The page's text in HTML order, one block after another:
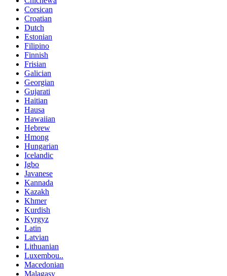
Corsican
Croatian
Dutch
Estonian
Filipino
Finnish
Frisian
Galician
Georgian
Gujarati
Haitian
Hausa
Hawaiian
Hebrew
Hmong
Hungarian
Icelandic
Igbo
Javanese
Kannada
Kazakh
Khmer
Kurdish
Kyrgyz
Latin
Latvian
Lithuanian
Luxembou..
Macedonian
Malagasy